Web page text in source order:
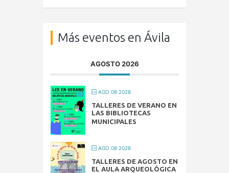
Más eventos en Ávila
AGOSTO 2026
AGO 08 2026
TALLERES DE VERANO EN
LAS BIBLIOTECAS
MUNICIPALES
AGO 08 2026
TALLERES DE AGOSTO EN
EL AULA ARQUEOLÓGICA